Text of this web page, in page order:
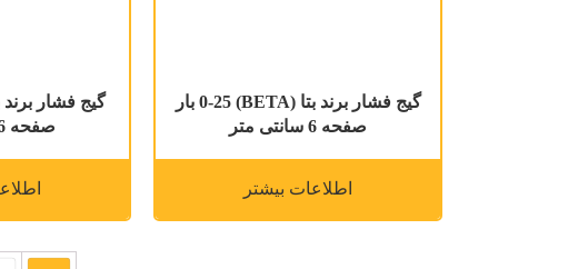
گیج فشار برند بتا (BETA) 0-25 بار
صفحه 6 سانتی متر
اطلاعات بیشتر
صفحه 6 سانتی متر